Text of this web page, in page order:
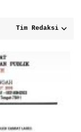
Tim Redaksi